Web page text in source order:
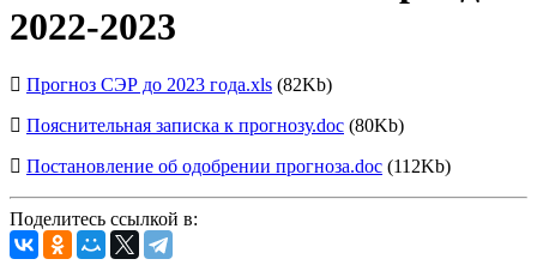
2022-2023
Прогноз СЭР до 2023 года.xls (82Kb)
Пояснительная записка к прогнозу.doc (80Kb)
Постановление об одобрении прогноза.doc (112Kb)
Поделитесь ссылкой в: